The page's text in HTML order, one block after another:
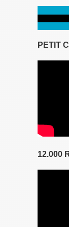
PETIT
12.000